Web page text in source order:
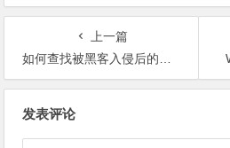
上一篇
如何查找被黑客入侵后的痕迹
发表评论